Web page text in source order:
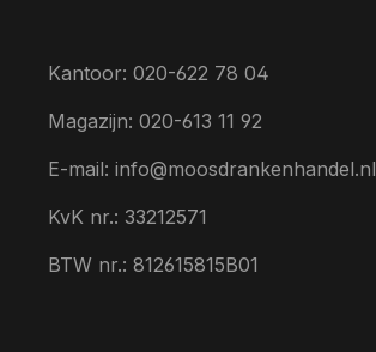
Kantoor: 020-622 78 04
Magazijn: 020-613 11 92
E-mail: info@moosdrankenhandel.nl
KvK nr.: 33212571
BTW nr.: 812615815B01